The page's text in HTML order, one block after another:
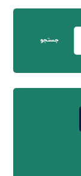
جستجو